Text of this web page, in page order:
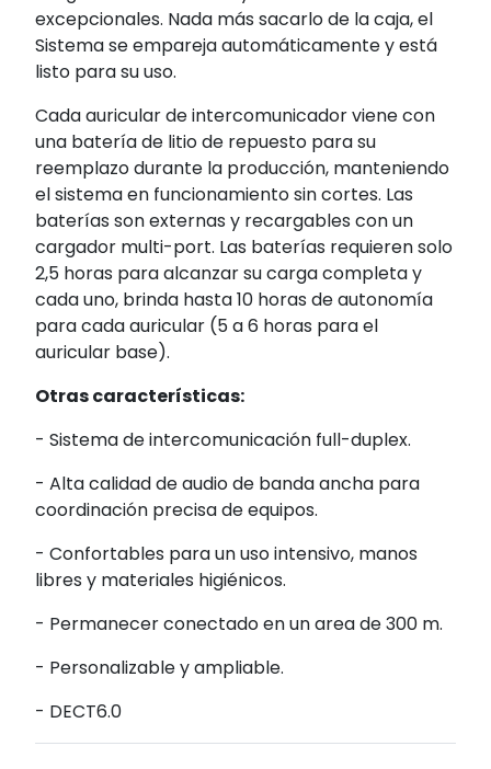
excepcionales. Nada más sacarlo de la caja, el
Sistema se empareja automáticamente y está
listo para su uso.
Cada auricular de intercomunicador viene con
una batería de litio de repuesto para su
reemplazo durante la producción, manteniendo
el sistema en funcionamiento sin cortes. Las
baterías son externas y recargables con un
cargador multi-port. Las baterías requieren solo
2,5 horas para alcanzar su carga completa y
cada uno, brinda hasta 10 horas de autonomía
para cada auricular (5 a 6 horas para el
auricular base).
Otras características:
- Sistema de intercomunicación full-duplex.
- Alta calidad de audio de banda ancha para
coordinación precisa de equipos.
- Confortables para un uso intensivo, manos
libres y materiales higiénicos.
- Permanecer conectado en un area de 300 m.
- Personalizable y ampliable.
- DECT6.0